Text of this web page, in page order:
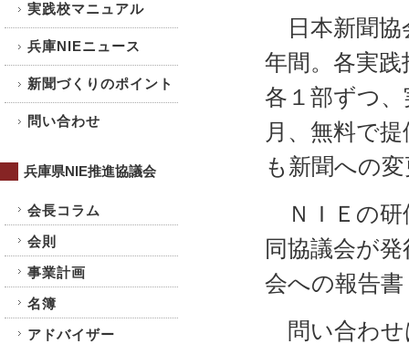
実践校マニュアル
兵庫NIEニュース
新聞づくりのポイント
問い合わせ
兵庫県NIE推進協議会
会長コラム
会則
事業計画
名簿
アドバイザー
日本新聞協
年間。各実
各１部ずつ
月、無料で
も新聞への
ＮＩＥの研
同協議会が
会への報告
問い合わせ